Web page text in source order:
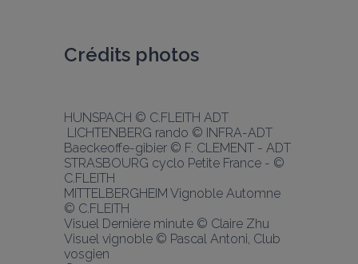
Crédits photos
HUNSPACH © C.FLEITH ADT
LICHTENBERG rando © INFRA-ADT
Baeckeoffe-gibier © F. CLEMENT - ADT
STRASBOURG cyclo Petite France - ©
C.FLEITH
MITTELBERGHEIM Vignoble Automne
© C.FLEITH
Visuel Dernière minute © Claire Zhu
Visuel vignoble © Pascal Antoni, Club
vosgien